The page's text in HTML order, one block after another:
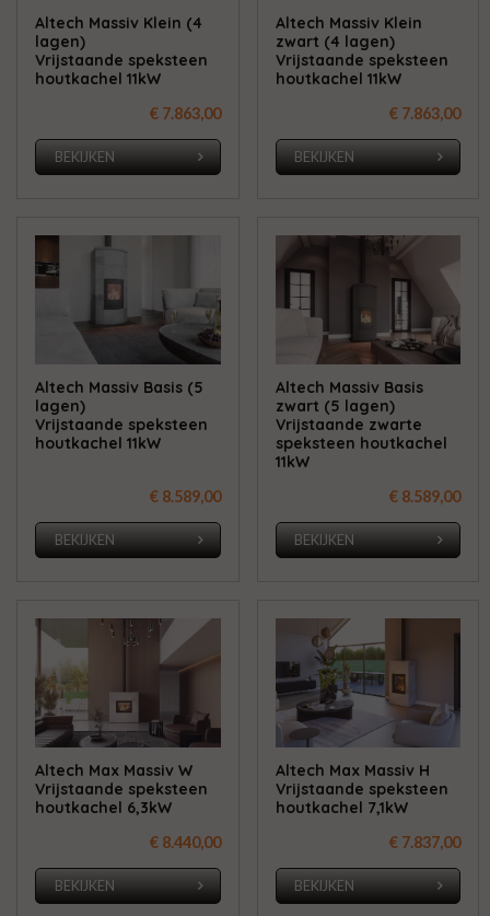
Altech Massiv Klein (4
lagen)
Vrijstaande speksteen
houtkachel 11kW
€ 7.863,00
BEKIJKEN
Altech Massiv Klein
zwart (4 lagen)
Vrijstaande speksteen
houtkachel 11kW
€ 7.863,00
BEKIJKEN
Altech Massiv Basis (5
lagen)
Vrijstaande speksteen
houtkachel 11kW
€ 8.589,00
BEKIJKEN
Altech Massiv Basis
zwart (5 lagen)
Vrijstaande zwarte
speksteen houtkachel
11kW
€ 8.589,00
BEKIJKEN
Altech Max Massiv W
Vrijstaande speksteen
houtkachel 6,3kW
€ 8.440,00
BEKIJKEN
Altech Max Massiv H
Vrijstaande speksteen
houtkachel 7,1kW
€ 7.837,00
BEKIJKEN